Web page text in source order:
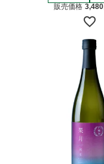
販売価格 3,480